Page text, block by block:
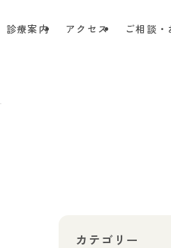
診療案内 アクセス ご相談
カテゴリー